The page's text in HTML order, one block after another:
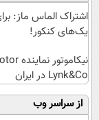
اشتراک الماس ماز:
یک‌های کنکور!
Lynk&Co در ایران
از سراسر وب